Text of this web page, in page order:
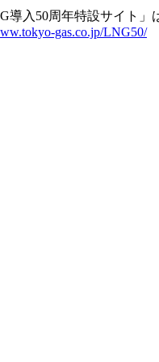
導入50周年特設サイト」
gas.co.jp/LNG50/